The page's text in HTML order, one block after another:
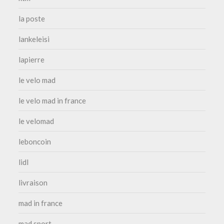
la poste
lankeleisi
lapierre
le velo mad
le velo mad in france
le velomad
leboncoin
lidl
livraison
mad in france